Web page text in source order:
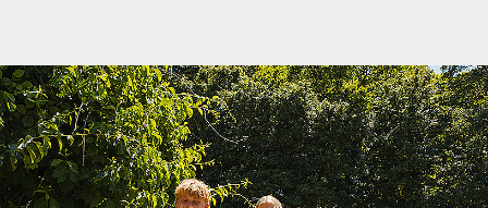
HYROX
Kajak
Klatring